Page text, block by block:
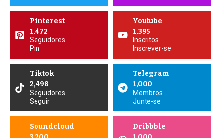
Pinterest
1,472
Seguidores
Pin
Youtube
1,395
Inscritos
Inscrever-se
Tiktok
2,498
Seguidores
Seguir
Telegram
1,000
Membros
Junte-se
Soundcloud
Dribbble